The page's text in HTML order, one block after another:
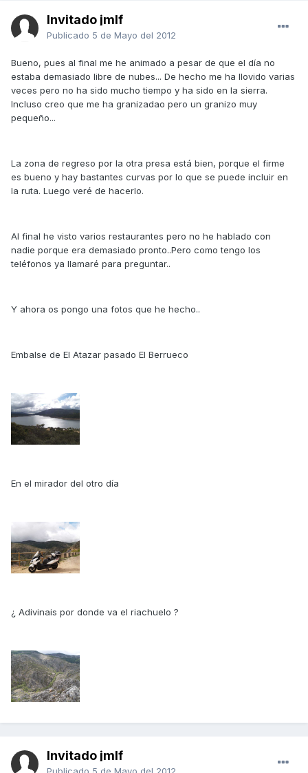
Invitado jmlf
Publicado 5 de Mayo del 2012
Bueno, pues al final me he animado a pesar de que el día no
estaba demasiado libre de nubes... De hecho me ha llovido varias
veces pero no ha sido mucho tiempo y ha sido en la sierra.
Incluso creo que me ha granizadao pero un granizo muy
pequeño...
La zona de regreso por la otra presa está bien, porque el firme
es bueno y hay bastantes curvas por lo que se puede incluir en
la ruta. Luego veré de hacerlo.
Al final he visto varios restaurantes pero no he hablado con
nadie porque era demasiado pronto..Pero como tengo los
teléfonos ya llamaré para preguntar..
Y ahora os pongo una fotos que he hecho..
Embalse de El Atazar pasado El Berrueco
En el mirador del otro día
¿ Adivinais por donde va el riachuelo ?
Invitado jmlf
Publicado 5 de Mayo del 2012